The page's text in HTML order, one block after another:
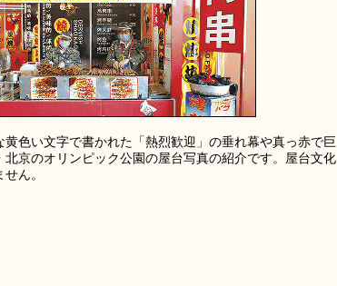
色い文字で書かれた「熱烈歓迎」の垂れ幕や真っ赤で巨
京のオリンピック公園の屋台写真の紹介です。屋台文化
ん。